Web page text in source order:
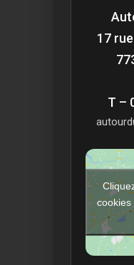
17
T –
cookies